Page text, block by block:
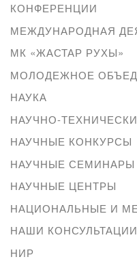
КОНФЕРЕНЦИИ
МЕЖДУНАРОДНАЯ
МК «ЖАСТАР РУХЫ»
МОЛОДЕЖНОЕ
НАУКА
НАУЧНО-
НАУЧНЫЕ КОНКУРСЫ
НАУЧНЫЕ СЕМИНАРЫ
НАУЧНЫЕ ЦЕНТРЫ
НАЦИОНАЛЬНЫЕ И
НАШИ КОНСУЛЬТАЦИИ
НИР